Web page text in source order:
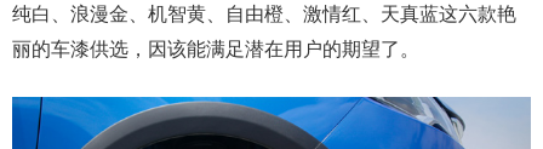
纯白、浪漫金、机智黄、自由橙、激情红、天真蓝这六款艳
丽的车漆供选，因该能满足潜在用户的期望了。